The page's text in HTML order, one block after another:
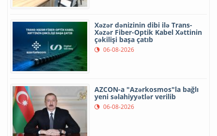
Xəzər dənizinin dibi ilə Trans-
Xəzər Fiber-Optik Kabel Xəttinin
çəkilişi başa çatıb
06-08-2026
AZCON-a "Azərkosmos"la bağlı
yeni səlahiyyətlər verilib
06-08-2026